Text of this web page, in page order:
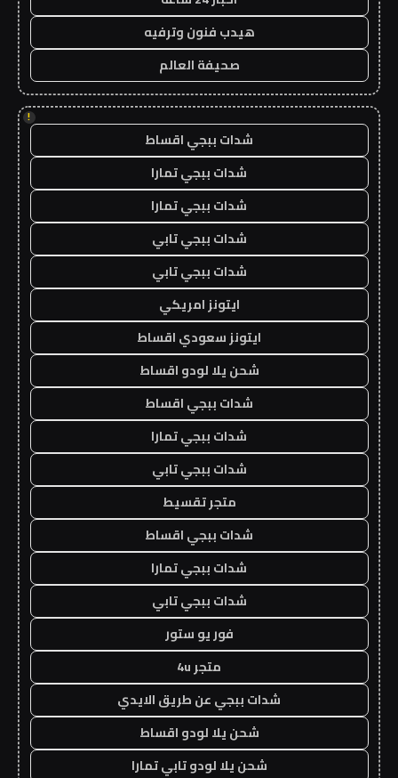
هيدب فنون وترفيه
صحيفة العالم
!
شدات ببجي اقساط
شدات ببجي تمارا
شدات ببجي تمارا
شدات ببجي تابي
شدات ببجي تابي
ايتونز امريكي
ايتونز سعودي اقساط
شحن يلا لودو اقساط
شدات ببجي اقساط
شدات ببجي تمارا
شدات ببجي تابي
متجر تقسيط
شدات ببجي اقساط
شدات ببجي تمارا
شدات ببجي تابي
فور يو ستور
متجر 4u
شدات ببجي عن طريق الايدي
شحن يلا لودو اقساط
شحن يلا لودو تابي تمارا